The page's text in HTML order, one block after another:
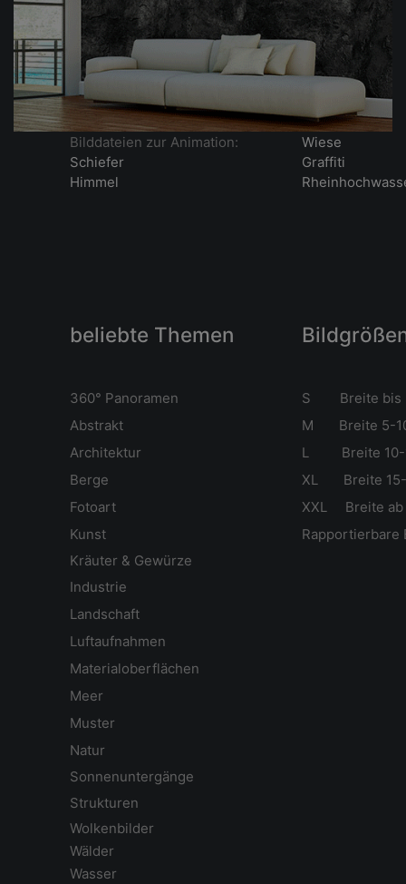
Bilddateien zur Animation:
Schiefer
Himmel
Wiese
Graffiti
beliebte Themen
360° Panoramen
S Breite bis
Abstrakt
M Breite 5-
Architektur
L Breite 10-
Berge
XL Breite 15-
Fotoart
XXL Breite ab
Kunst
Rapportierbare
Kräuter & Gewürze
Industrie
Landschaft
Luftaufnahmen
Materialoberflächen
Meer
Muster
Natur
Sonnenuntergänge
Strukturen
Wolkenbilder
Wälder
Wasser